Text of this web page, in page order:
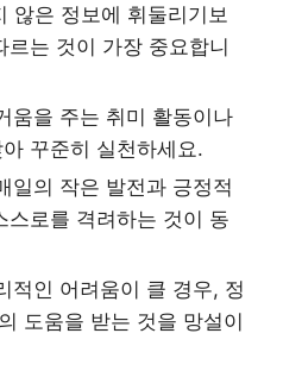
않은 정보에 휘둘리기보
르는 것이 가장 중요합니
움을 주는 취미 활동이나
꾸준히 실천하세요.
일의 작은 발전과 긍정적
스로를 격려하는 것이 동
적인 어려움이 클 경우, 정
도움을 받는 것을 망설이